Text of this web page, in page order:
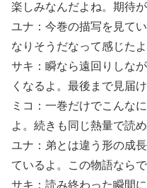
楽しみなんだよね。期待が
ユナ：今巻の描写を見て
なりそうだなって感じた
サキ：瞬なら遠回りしな
くなるよ。最後まで見届け
ミコ：一巻だけでこんな
よ。続きも同じ熱量で読め
ユナ：弟とは違う形の成
ているよ。この物語なら
サキ：読み終わった瞬間